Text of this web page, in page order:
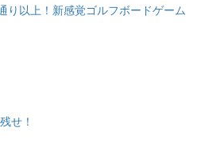
り以上！新感覚ゴルフボードゲーム
せ！